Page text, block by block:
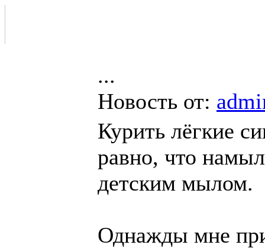
...
Новость от:
Курить лёгкие
равно, что
детским мылом.
Однажды мне